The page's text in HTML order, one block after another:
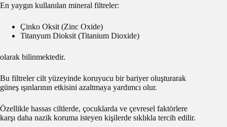
En yaygın kullanılan mineral filtreler:
Çinko Oksit (Zinc Oxide)
Titanyum Dioksit (Titanium Dioxide)
olarak bilinmektedir.
Bu filtreler cilt yüzeyinde koruyucu bir bariyer oluşturarak
güneş ışınlarının etkisini azaltmaya yardımcı olur.
Özellikle hassas ciltlerde, çocuklarda ve çevresel faktörlere
karşı daha nazik koruma isteyen kişilerde sıklıkla tercih edilir.